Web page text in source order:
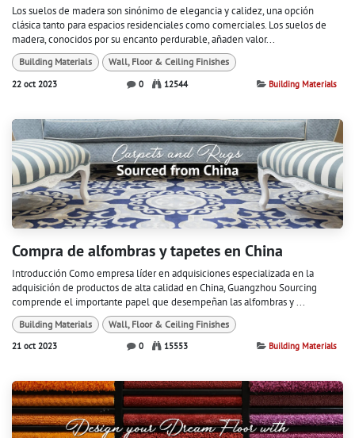
Los suelos de madera son sinónimo de elegancia y calidez, una opción
clásica tanto para espacios residenciales como comerciales. Los suelos de
madera, conocidos por su encanto perdurable, añaden valor...
Building Materials
Wall, Floor & Ceiling Finishes
22 oct 2023
0 12544 Building Materials
Compra de alfombras y tapetes en China
Introducción Como empresa líder en adquisiciones especializada en la
adquisición de productos de alta calidad en China, Guangzhou Sourcing
comprende el importante papel que desempeñan las alfombras y ...
Building Materials
Wall, Floor & Ceiling Finishes
21 oct 2023
0 15553 Building Materials